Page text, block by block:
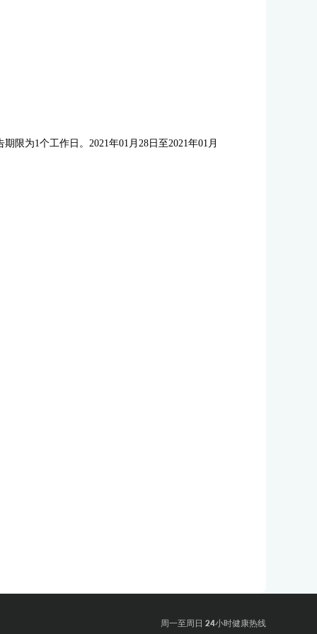
期限为1个工作日。 2021年01月28日 至2021年01月
周一至周日 24小时健康热线